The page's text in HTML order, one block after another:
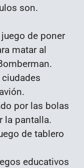
son.
de poner
matar al
por las bolas
la pantalla.
de tablero
educativos